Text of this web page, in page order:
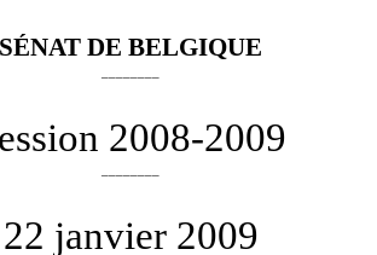
SÉNAT DE BELGIQUE
2008-2009
22 janvier 2009